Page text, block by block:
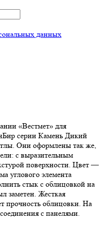
данных
«Вестмет» для
серии Камень Дикий
Они оформлены так же,
с выразительным
поверхности. Цвет —
углового элемента
стык с облицовкой на
заметен. Жесткая
прочность облицовки. На
с панелями.